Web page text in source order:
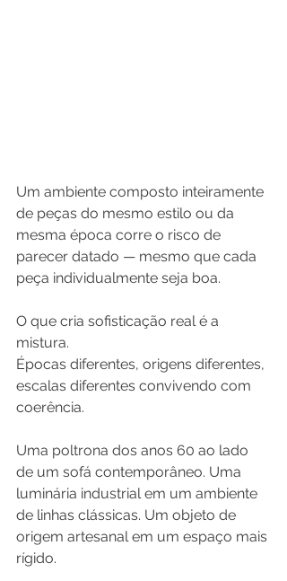
Um ambiente composto inteiramente
de peças do mesmo estilo ou da
mesma época corre o risco de
parecer datado — mesmo que cada
peça individualmente seja boa.
O que cria sofisticação real é a
mistura.
Épocas diferentes, origens diferentes,
escalas diferentes convivendo com
coerência.
Uma poltrona dos anos 60 ao lado
de um sofá contemporâneo. Uma
luminária industrial em um ambiente
de linhas clássicas. Um objeto de
origem artesanal em um espaço mais
rígido.